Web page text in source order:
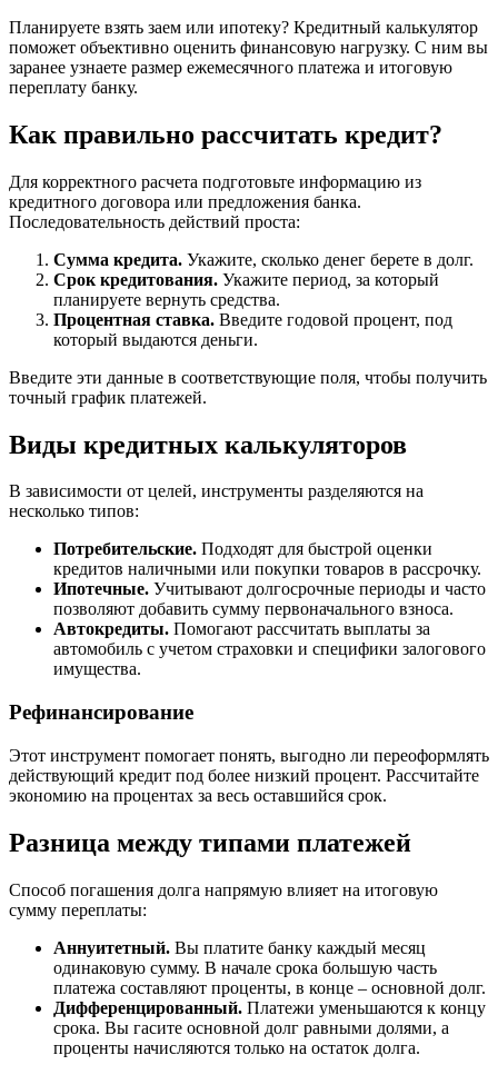
Планируете взять заем или ипотеку? Кредитный калькулятор
поможет объективно оценить финансовую нагрузку. С ним вы
заранее узнаете размер ежемесячного платежа и итоговую
переплату банку.
Как правильно рассчитать кредит?
Для корректного расчета подготовьте информацию из
кредитного договора или предложения банка.
Последовательность действий проста:
Сумма кредита. Укажите, сколько денег берете в долг.
Срок кредитования. Укажите период, за который
планируете вернуть средства.
Процентная ставка. Введите годовой процент, под
который выдаются деньги.
Введите эти данные в соответствующие поля, чтобы получить
точный график платежей.
Виды кредитных калькуляторов
В зависимости от целей, инструменты разделяются на
несколько типов:
Потребительские. Подходят для быстрой оценки
кредитов наличными или покупки товаров в рассрочку.
Ипотечные. Учитывают долгосрочные периоды и часто
позволяют добавить сумму первоначального взноса.
Автокредиты. Помогают рассчитать выплаты за
автомобиль с учетом страховки и специфики залогового
имущества.
Рефинансирование
Этот инструмент помогает понять, выгодно ли переоформлять
действующий кредит под более низкий процент. Рассчитайте
экономию на процентах за весь оставшийся срок.
Разница между типами платежей
Способ погашения долга напрямую влияет на итоговую
сумму переплаты:
Аннуитетный. Вы платите банку каждый месяц
одинаковую сумму. В начале срока большую часть
платежа составляют проценты, в конце – основной долг.
Дифференцированный. Платежи уменьшаются к концу
срока. Вы гасите основной долг равными долями, а
проценты начисляются только на остаток долга.